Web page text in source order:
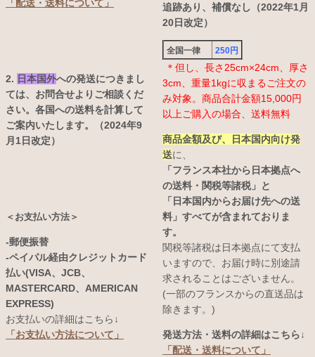
「配送・送料について」
2. 日本国外への発送につきまし
ては、お問合せよりご相談くだ
さい。各国への送料を計算して
ご案内いたします。（2024年9
月1日改定）
＜お支払い方法＞
-郵便振替
-ペイパル経由クレジットカード
払い(VISA、JCB、
MASTERCARD、AMERICAN
EXPRESS)
お支払いの詳細はこちら↓
「お支払い方法について」
追跡あり、補償なし（2022年1月
20日改定）
全国一律 250円
＊但し、長さ25cm×24cm、厚さ
3cm、重量1kgに収まるご注文の
み対象。商品合計金額15,000円
以上ご購入の場合、送料無料
商品金額及び、日本国内向け発
送に、
「フランス本社から日本拠点へ
の送料・関税等諸税」と
「日本国内からお届け先への送
料」すべてが含まれておりま
す。
関税等諸税は日本拠点にて支払
いますので、お届け時に別途請
求されることはございません。
(一部のフランスからの直送品は
除きます。)
発送方法・送料の詳細はこちら↓
「配送・送料について」